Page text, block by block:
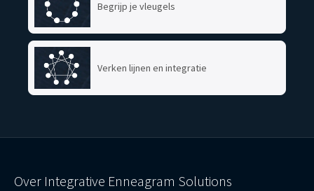
Begrijp je vleugels
Verken lijnen en integratie
Over Integrative Enneagram Solutions